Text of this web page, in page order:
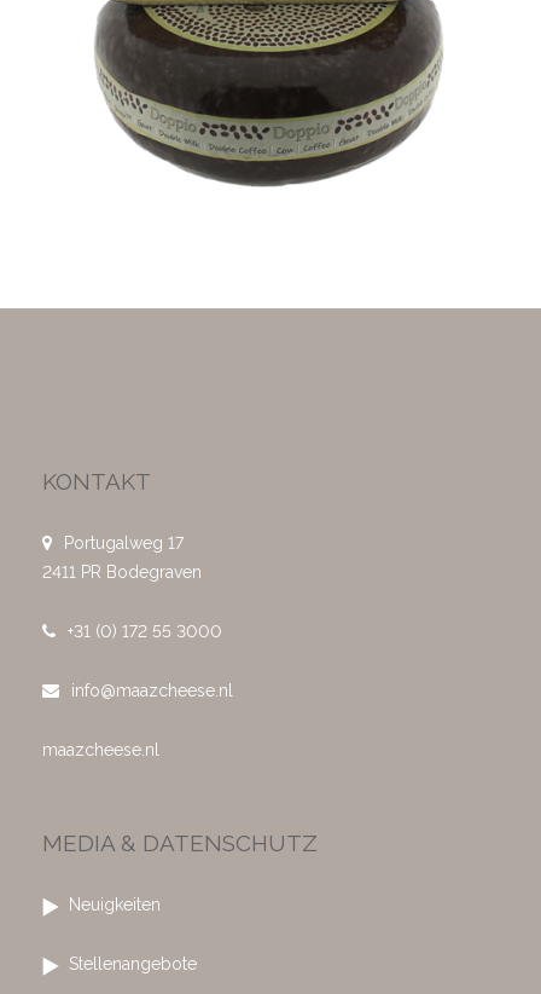
KONTAKT
Portugalweg 17
2411 PR Bodegraven
+31 (0) 172 55 3000
info@maazcheese.nl
maazcheese.nl
MEDIA & DATENSCHUTZ
Neuigkeiten
Stellenangebote